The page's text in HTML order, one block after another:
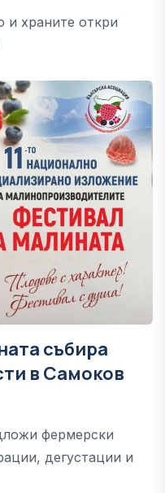
и храните откри
събира
в Самоков
фермерски
дегустации и